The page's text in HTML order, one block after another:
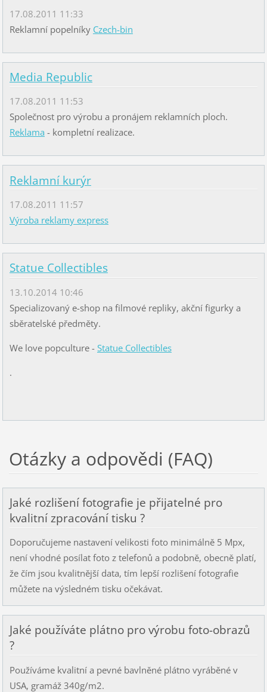
17.08.2011 11:33
Reklamní popelníky Czech-bin
Media Republic
17.08.2011 11:53
Společnost pro výrobu a pronájem reklamních ploch.
Reklama - kompletní realizace.
Reklamní kurýr
17.08.2011 11:57
Výroba reklamy express
Statue Collectibles
13.10.2014 10:46
Specializovaný e-shop na filmové repliky, akční figurky a
sběratelské předměty.
We love popculture - Statue Collectibles
.
Otázky a odpovědi (FAQ)
Jaké rozlišení fotografie je přijatelné pro
kvalitní zpracování tisku ?
Doporučujeme nastavení velikosti foto minimálně 5 Mpx,
není vhodné posílat foto z telefonů a podobně, obecně platí,
že čím jsou kvalitnější data, tím lepší rozlišení fotografie
můžete na výsledném tisku očekávat.
Jaké používáte plátno pro výrobu foto-obrazů
?
Používáme kvalitní a pevné bavlněné plátno vyráběné v
USA, gramáž 340g/m2.